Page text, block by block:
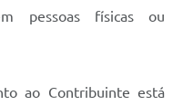
pessoas físicas ou
ao Contribuinte está